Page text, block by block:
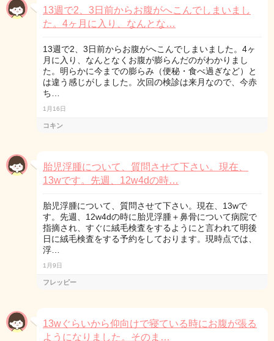
13週で2、3日前からお腹がへこんでしまいまし
た。4ヶ月に入り、なんとな…
13週で2、3日前からお腹がへこんでしまいました。4ヶ
月に入り、なんとなくお腹が膨らんだのがわかりまし
た。明らかに今までの膨らみ（便秘・食べ過ぎなど）と
は違う感じがしました。次回の検診は来月なので、今赤
ち…
1月16日
コキン
胎児浮腫について、質問させて下さい。現在、
13wです。先週、12w4dの時…
胎児浮腫について、質問させて下さい。現在、13wで
す。先週、12w4dの時に胎児浮腫＋鼻骨について病院で
指摘され、すぐに絨毛検査をするようにと言われて明後
日に絨毛検査をする予約をしております。現時点では、
浮…
1月9日
フレッピー
13wぐらいから仰向けで寝ている時にお腹が張る
ようになりました。そのま…